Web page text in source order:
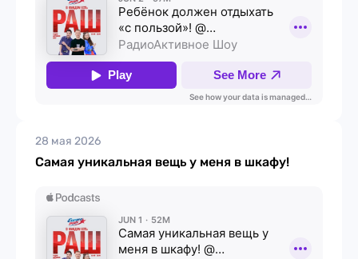
28 мая 2026
Самая уникальная вещь у меня в шкафу!